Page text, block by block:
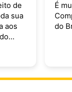
de
sua
aos
É
do